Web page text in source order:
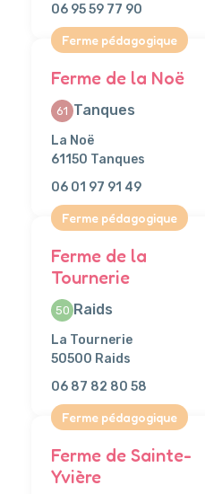
06 95 59 77 90
Ferme pédagogique
Ferme de la Noë
61 Tanques
La Noë
61150 Tanques
06 01 97 91 49
Ferme pédagogique
Ferme de la
Tournerie
50 Raids
La Tournerie
50500 Raids
06 87 82 80 58
Ferme pédagogique
Ferme de Sainte-
Yvière